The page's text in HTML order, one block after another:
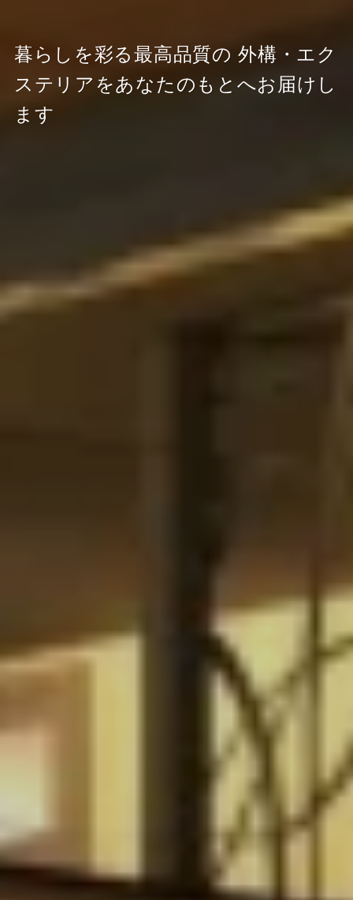
暮らしを彩る最高品質の 外構・エク
ステリアをあなたのもとへお届けし
ます